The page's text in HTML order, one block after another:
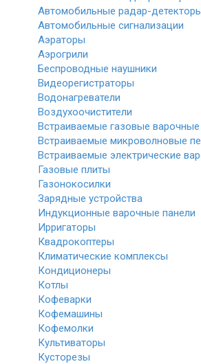
Автомобильные радар-
Автомобильные сигнализации
Аэраторы
Аэрогрили
Беспроводные наушники
Видеорегистраторы
Водонагреватели
Воздухоочистители
Встраиваемые газовые варочные
Встраиваемые микроволновые
Встраиваемые электрические
Газовые плиты
Газонокосилки
Зарядные устройства
Индукционные варочные панели
Ирригаторы
Квадрокоптеры
Климатические комплексы
Кондиционеры
Котлы
Кофеварки
Кофемашины
Кофемолки
Культиваторы
Кусторезы